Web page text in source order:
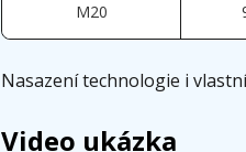
M20
Nasazení technologie i
Video ukázka